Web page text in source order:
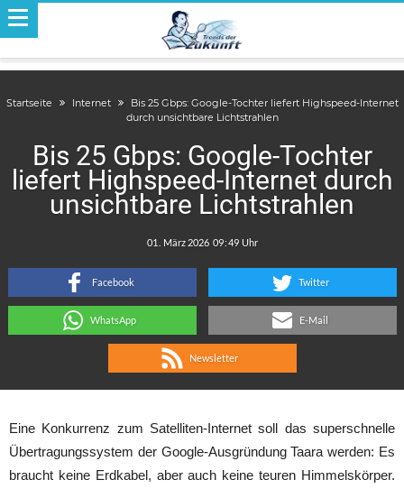
Startseite Internet
Bis 25 Gbps: Google-Tochter liefert Highspeed-Internet
durch unsichtbare Lichtstrahlen
Bis 25 Gbps: Google-Tochter
liefert Highspeed-Internet durch
unsichtbare Lichtstrahlen
:
Facebook Twitter
WhatsApp E-Mail
Newsletter
Eine Konkurrenz zum Satelliten-Internet soll das superschnelle
Übertragungssystem der Google-Ausgründung Taara werden: Es
braucht keine Erdkabel, aber auch keine teuren Himmelskörper.